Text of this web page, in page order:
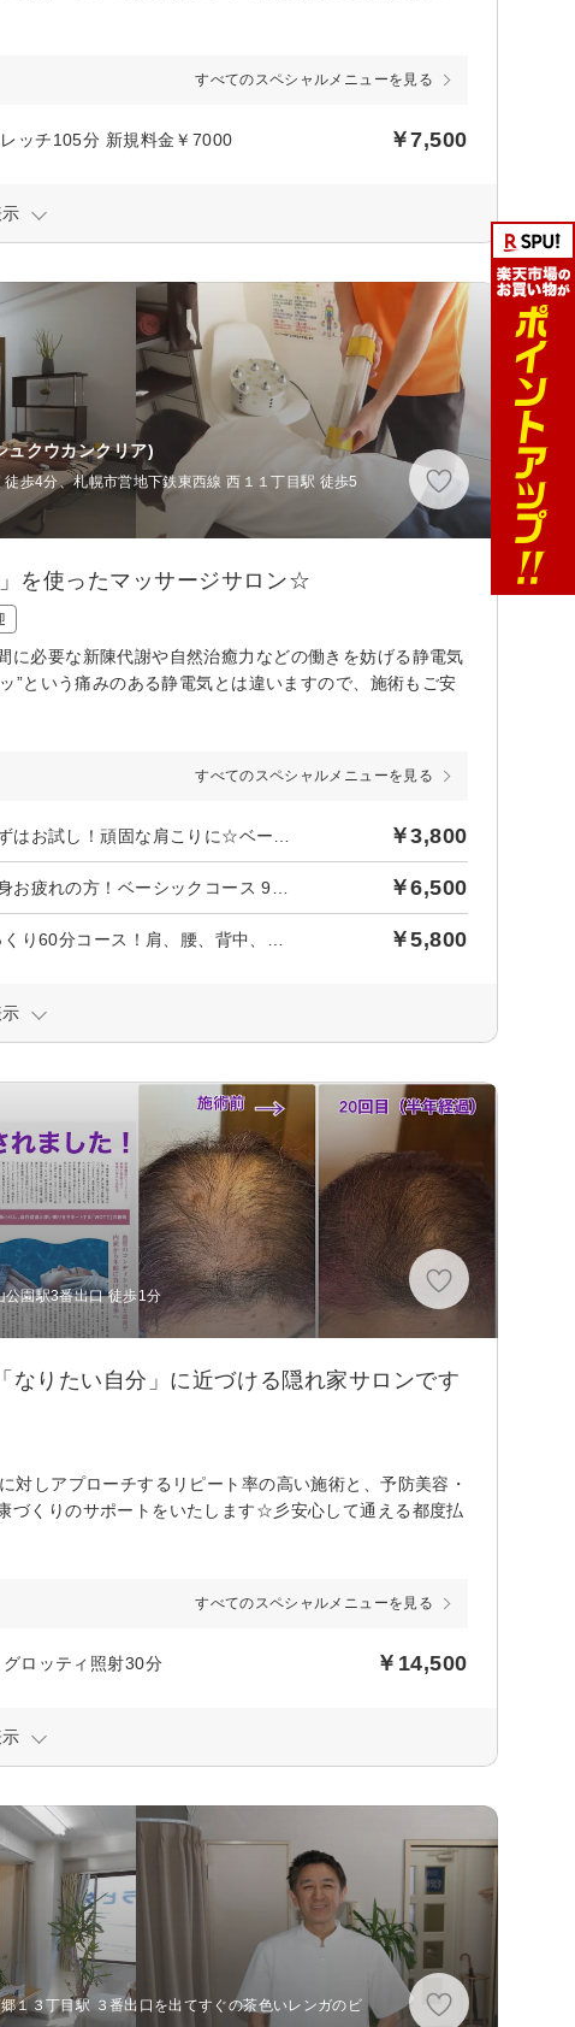
すべてのスペシャルメニューを見る
ッチ105分 新規料金￥7000 ￥7,500
ュクウカンクリア)
歩4分、札幌市営地下鉄東西線 西１１丁目駅 徒歩5
を使ったマッサージサロン☆
必要な新陳代謝や自然治癒力などの働きを妨げる静電気
”という痛みのある静電気とは違いますので、施術もご安
すべてのスペシャルメニューを見る
￥3,800
￥6,500
￥5,800
公園駅3番出口 徒歩1分
りたい自分」に近づける隠れ家サロンです
対しアプローチするリピート率の高い施術と、予防美容・
づくりのサポートをいたします☆彡安心して通える都度払
すべてのスペシャルメニューを見る
ロッティ照射30分 ￥14,500
１３丁目駅 ３番出口を出てすぐの茶色いレンガのビ